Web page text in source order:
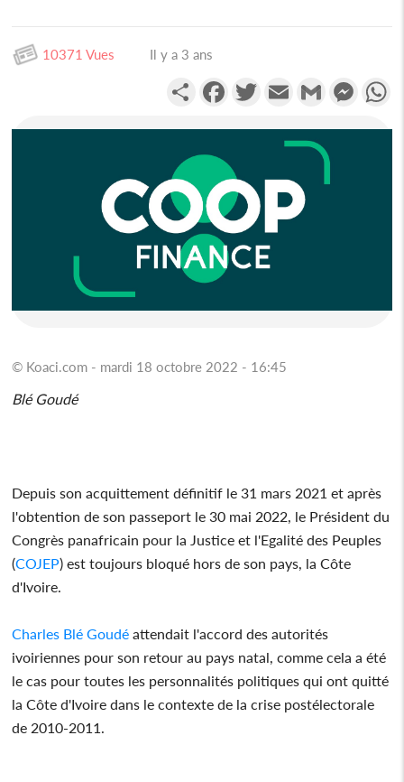
10371 Vues Il y a 3 ans
PartagerFacebookTwitterEmail Gmail
© Koaci.com - mardi 18 octobre 2022 - 16:45
Blé Goudé
Depuis son acquittement définitif le 31 mars 2021 et après
l'obtention de son passeport le 30 mai 2022, le Président du
Congrès panafricain pour la Justice et l'Egalité des Peuples
(COJEP) est toujours bloqué hors de son pays, la Côte
d'Ivoire.
Charles Blé Goudé attendait l'accord des autorités
ivoiriennes pour son retour au pays natal, comme cela a été
le cas pour toutes les personnalités politiques qui ont quitté
la Côte d'Ivoire dans le contexte de la crise postélectorale
de 2010-2011.